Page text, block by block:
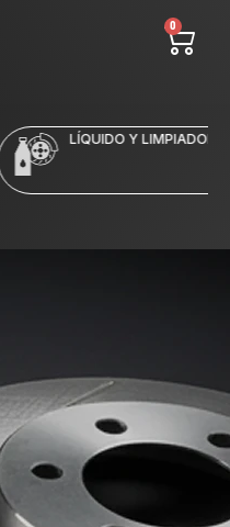
0
LIMPIADORES